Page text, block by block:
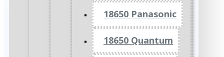
18650 Panasonic
18650 Quantum